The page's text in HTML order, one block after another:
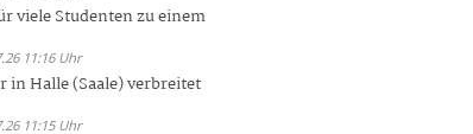
viele Studenten zu einem
11:16 Uhr
Halle (Saale) verbreitet
11:15 Uhr